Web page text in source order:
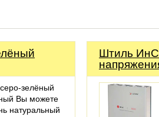
зелёный
Вы можете
натуральный
Штиль